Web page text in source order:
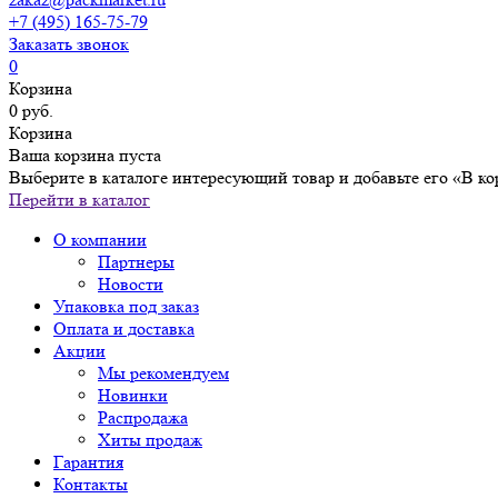
+7 (495) 165-75-79
Заказать звонок
0
Корзина
0 руб.
Корзина
Ваша корзина пуста
Выберите в каталоге интересующий товар и добавьте его «В
Перейти в каталог
О компании
Партнеры
Новости
Упаковка под заказ
Оплата и доставка
Акции
Мы рекомендуем
Новинки
Распродажа
Хиты продаж
Гарантия
Контакты